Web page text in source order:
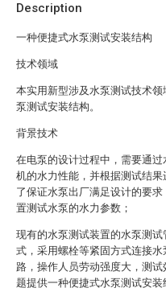
Description
一种便捷式水泵测试安装结构
技术领域
本实用新型涉及水泵测试技术
泵测试安装结构。
背景技术
在电泵的设计过程中，需要通
机的水力性能，并根据测试结
了保证水泵出厂满足设计的要
置测试水泵的水力参数；
现有的水泵测试装置的水泵测
式，采用螺栓等紧固方式连接
路，操作人员劳动强度大，测
题提供一种便捷式水泵测试安装